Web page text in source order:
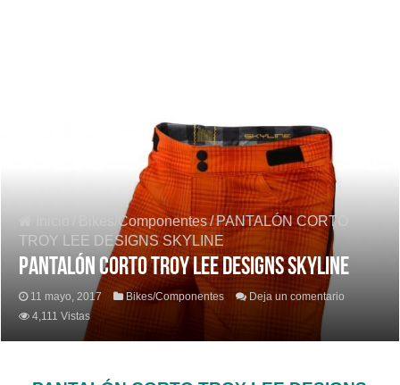
Bikes/Componentes/PANTALÓN CORTO
TROY LEE DESIGNS SKYLINE
PANTALÓN CORTO TROY LEE DESIGNS SKYLINE
11 mayo, 2017 Bikes/Componentes
Deja un comentario
4,111 Vistas